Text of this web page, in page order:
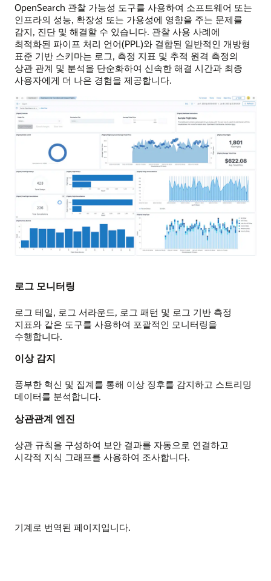
OpenSearch 관찰 가능성 도구를 사용하여 소프트웨어 또는
인프라의 성능, 확장성 또는 가용성에 영향을 주는 문제를
감지, 진단 및 해결할 수 있습니다. 관찰 사용 사례에
최적화된 파이프 처리 언어(PPL)와 결합된 일반적인 개방형
표준 기반 스키마는 로그, 측정 지표 및 추적 원격 측정의
상관 관계 및 분석을 단순화하여 신속한 해결 시간과 최종
사용자에게 더 나은 경험을 제공합니다.
로그 모니터링
로그 테일, 로그 서라운드, 로그 패턴 및 로그 기반 측정
지표와 같은 도구를 사용하여 포괄적인 모니터링을
수행합니다.
이상 감지
풍부한 혁신 및 집계를 통해 이상 징후를 감지하고 스트리밍
데이터를 분석합니다.
상관관계 엔진
상관 규칙을 구성하여 보안 결과를 자동으로 연결하고
시각적 지식 그래프를 사용하여 조사합니다.
기계로 번역된 페이지입니다.